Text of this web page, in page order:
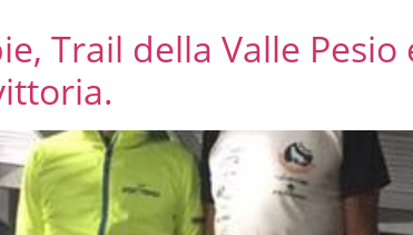
Trail della Valle Pesio